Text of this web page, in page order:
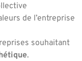
de l’entreprise
souhaitant
.